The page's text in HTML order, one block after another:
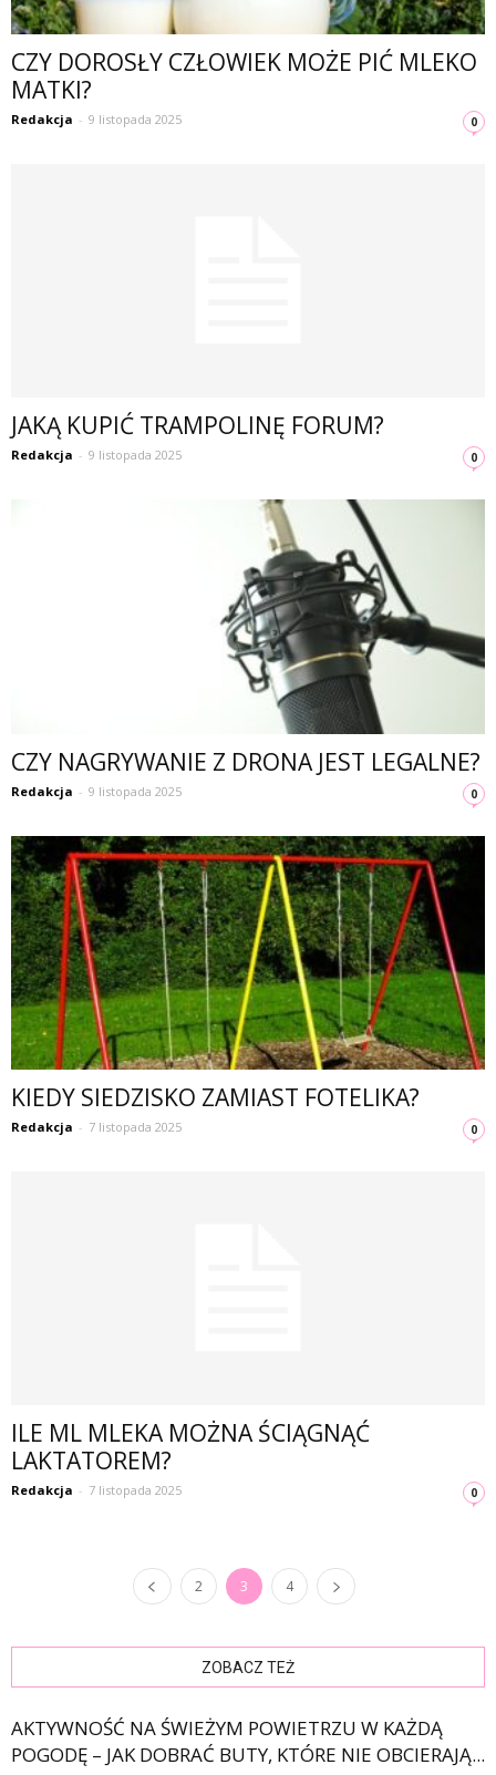
CZY DOROSŁY CZŁOWIEK MOŻE PIĆ MLEKO
MATKI?
Redakcja - 9 listopada 2025 0
JAKĄ KUPIĆ TRAMPOLINĘ FORUM?
Redakcja - 9 listopada 2025 0
CZY NAGRYWANIE Z DRONA JEST LEGALNE?
Redakcja - 9 listopada 2025 0
KIEDY SIEDZISKO ZAMIAST FOTELIKA?
Redakcja - 7 listopada 2025 0
ILE ML MLEKA MOŻNA ŚCIĄGNĄĆ
LAKTATOREM?
Redakcja - 7 listopada 2025 0
2 3 4
ZOBACZ TEŻ
AKTYWNOŚĆ NA ŚWIEŻYM POWIETRZU W KAŻDĄ
POGODĘ – JAK DOBRAĆ BUTY, KTÓRE NIE OBCIERAJĄ...